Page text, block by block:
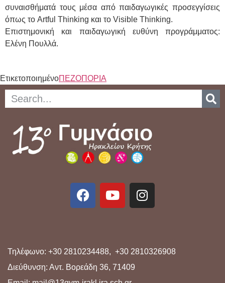
συναισθήματά τους μέσα από παιδαγωγικές προσεγγίσεις
όπως το Artful Thinking και το Visible Thinking.
Επιστημονική και παιδαγωγική ευθύνη προγράμματος:
Ελένη Πουλλά.
ΕτικετοποιημένοΠΕΖΟΠΟΡΙΑ
Τηλέφωνο: +30 2810234488, +30 2810326908
Διεύθυνση: Αντ. Βορεάδη 36, 71409